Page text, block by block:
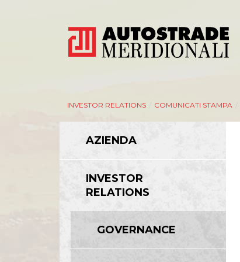
INVESTOR RELATIONS COMUNICATI STAMPA
AZIENDA
INVESTOR
RELATIONS
GOVERNANCE